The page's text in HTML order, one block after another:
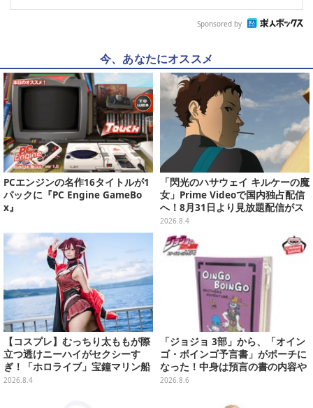
Sponsored by
今、あなたにオススメ
PCエンジンの名作16タイトルが1
パックに『PC Engine GameBo
x』
「閃光のハサウェイ キルケーの魔
女」Prime Videoで国内独占配信
へ！8月31日より見放題配信がス
タート
2026.8.4
【コスプレ】むっちり太ももが際
立つ透けニーハイがセクシーす
ぎ！「ホロライブ」宝鐘マリン船
長が反則級の可愛いへそ出し姿で
2026.8.4
「ジョジョ 3部」から、「オイン
ゴ・ボインゴ予言書」がポーチに
なった！中身は預言の書の内容や
アニメ総柄デザインをプリント
2026.8.6